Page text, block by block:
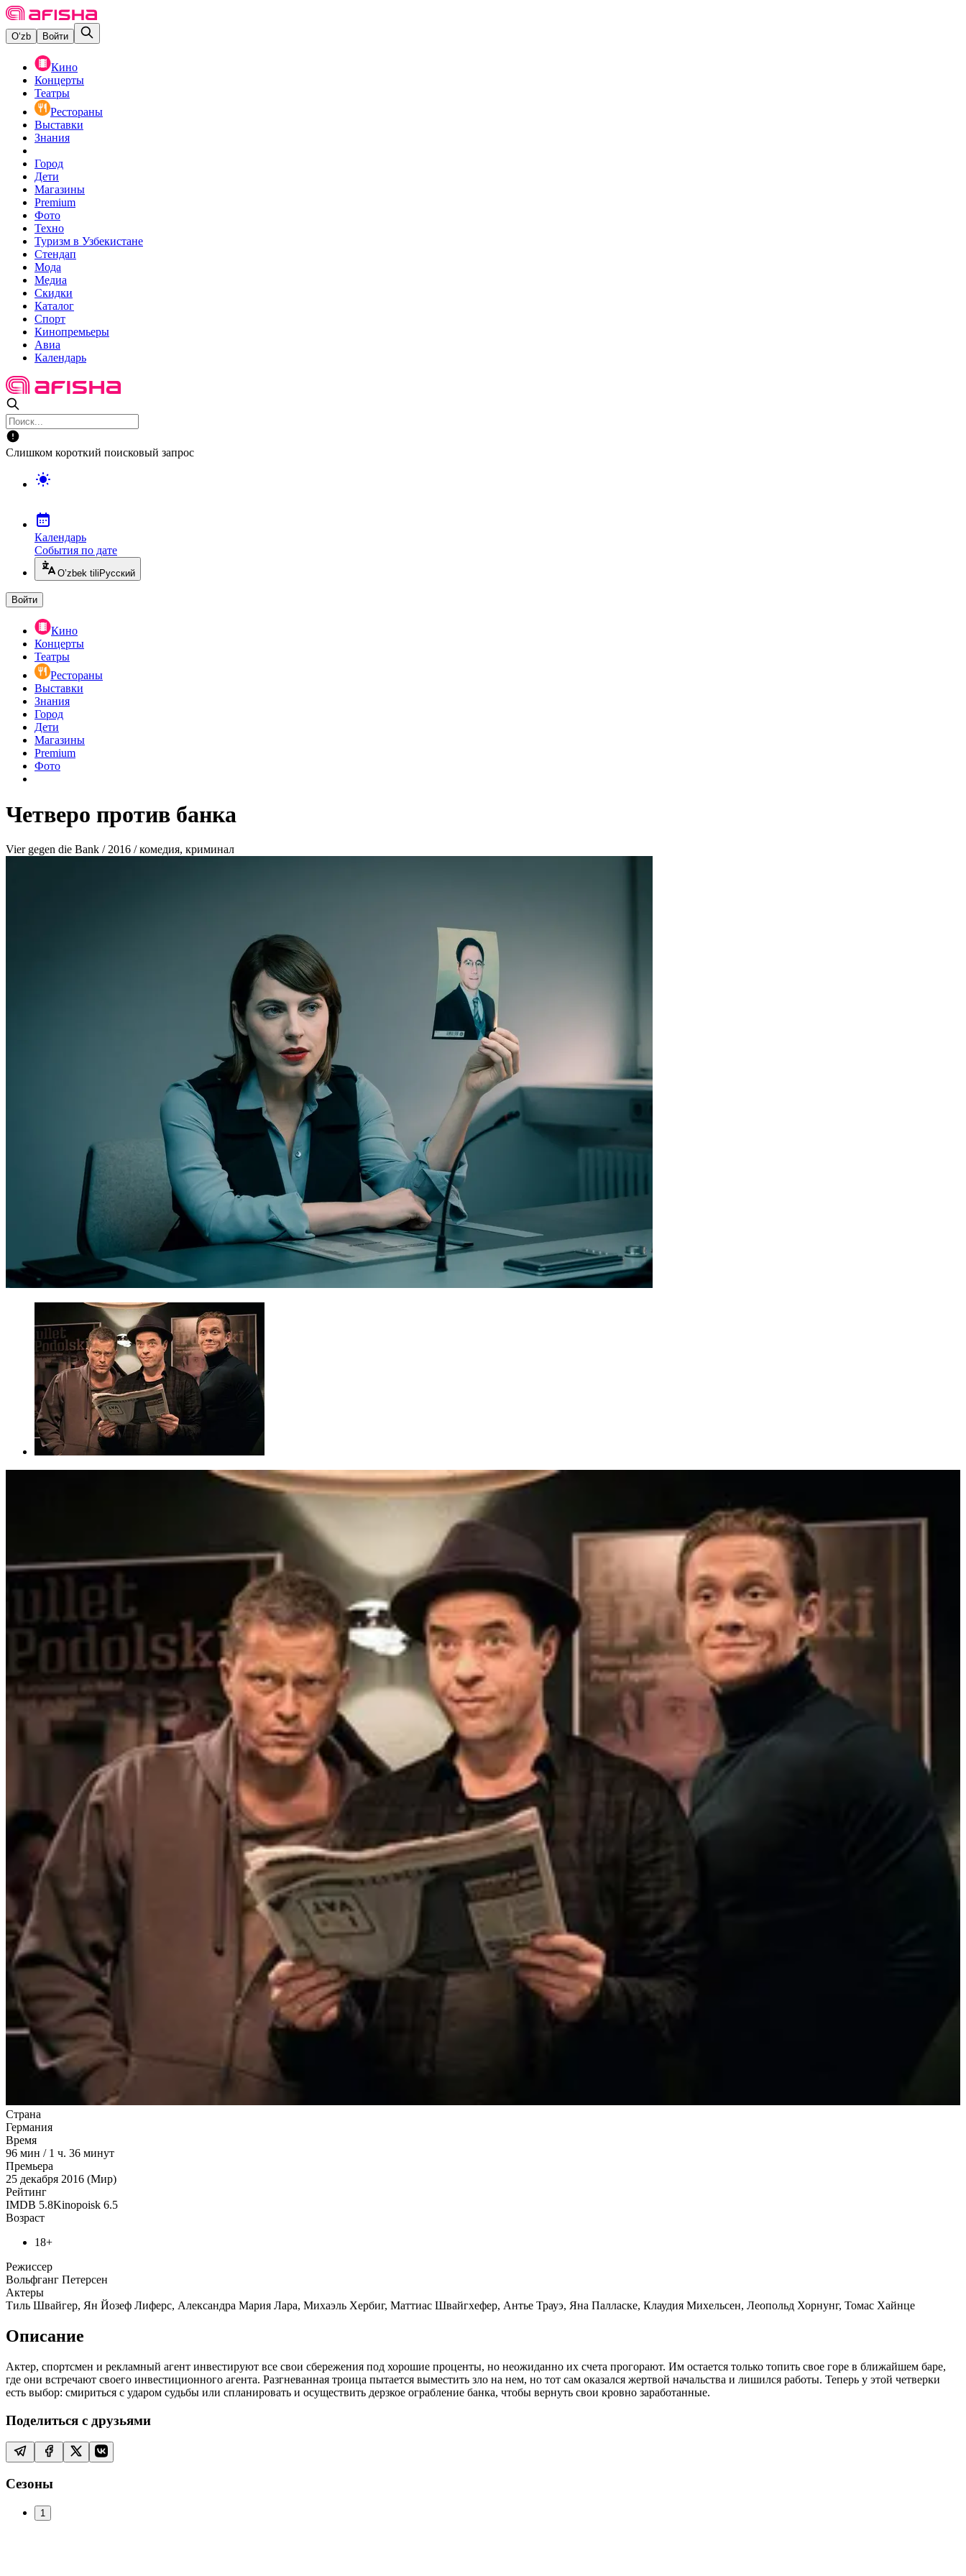
O‘zb Войти
Кино
Концерты
Театры
Рестораны
Выставки
Знания
Город
Дети
Магазины
Premium
Фото
Техно
Туризм в Узбекистане
Стендап
Мода
Медиа
Скидки
Каталог
Спорт
Кинопремьеры
Авиа
Календарь
Слишком короткий поисковый запрос
Календарь
События по дате
O’zbek tili Русский
Войти
Кино
Концерты
Театры
Рестораны
Выставки
Знания
Город
Дети
Магазины
Premium
Фото
Четверо против банка
Vier gegen die Bank / 2016 / комедия, криминал
Страна
Германия
Время
96 мин / 1 ч. 36 минут
Премьера
25 декабря 2016 (Мир)
Рейтинг
IMDB 5.8Kinopoisk 6.5
Возраст
18+
Режиссер
Вольфганг Петерсен
Актеры
Тиль Швайгер, Ян Йозеф Лиферс, Александра Мария Лара, Михаэль Хербиг, Маттиас Швайгхефер, Антье Трауэ, Яна Палласке, Клаудия Михельсен, Леопольд Хорнунг, Томас Хайнце
Описание
Актер, спортсмен и рекламный агент инвестируют все свои сбережения под хорошие проценты, но неожиданно их счета прогорают. Им остается только топить свое горе в ближайшем баре,
где они встречают своего инвестиционного агента. Разгневанная троица пытается выместить зло на нем, но тот сам оказался жертвой начальства и лишился работы. Теперь у этой четверки
есть выбор: смириться с ударом судьбы или спланировать и осуществить дерзкое ограбление банка, чтобы вернуть свои кровно заработанные.
Поделиться с друзьями
Сезоны
1